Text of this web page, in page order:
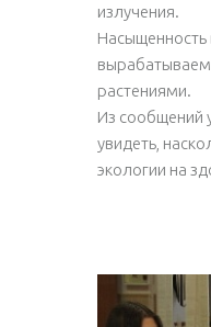
излучения.
Насыщенность
растениями.
Из сообщений
увидеть,
экологии на